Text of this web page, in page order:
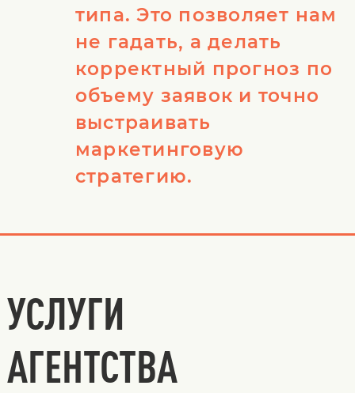
типа. Это позволяет нам
не гадать, а делать
корректный прогноз по
объему заявок и точно
выстраивать
маркетинговую
стратегию.
УСЛУГИ
АГЕНТСТВА